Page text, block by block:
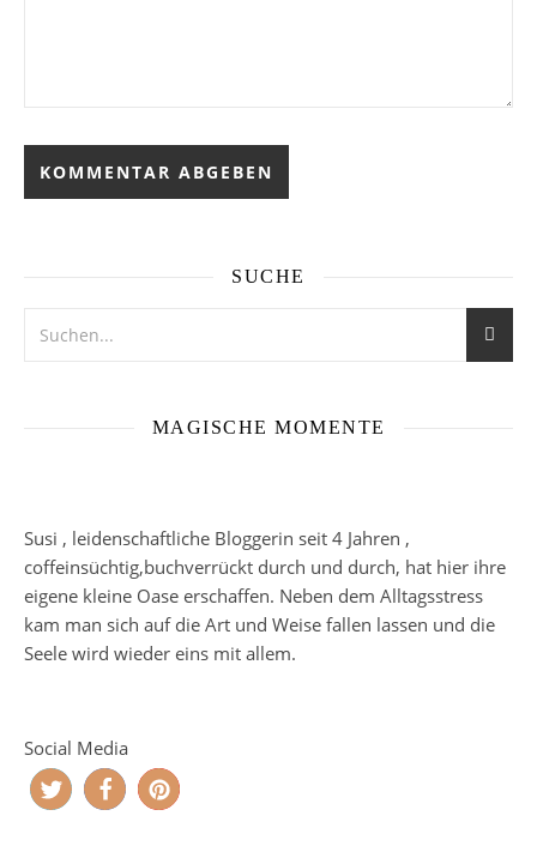
SUCHE
MAGISCHE MOMENTE
Susi , leidenschaftliche Bloggerin seit 4 Jahren ,
coffeinsüchtig,buchverrückt durch und durch, hat hier ihre
eigene kleine Oase erschaffen. Neben dem Alltagsstress
kam man sich auf die Art und Weise fallen lassen und die
Seele wird wieder eins mit allem.
Social Media